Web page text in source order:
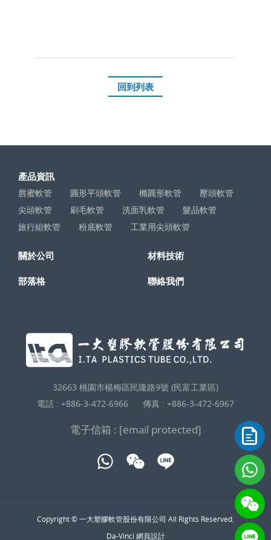
回到列表
產品資訊
唇蜜軟管 圓形平頭軟管 橢圓形軟管
壓頭軟管
尖頭軟管
刷毛軟管 洗面乳軟管
髮品軟管
旅行組軟管
粉底軟管 工業用尖頭軟管
關於公司 材料技術
部落格 聯絡我們
32663 桃園市楊梅區民隆路9號 (民富工業區)
電話 : +886-3-472-6966 傳真 : +886-3-472-6967
電子信箱 : [email protected]
Copyright © 一大塑膠軟管股份有限公司 All Rights Reserved.
Da-Vinci 網頁設計